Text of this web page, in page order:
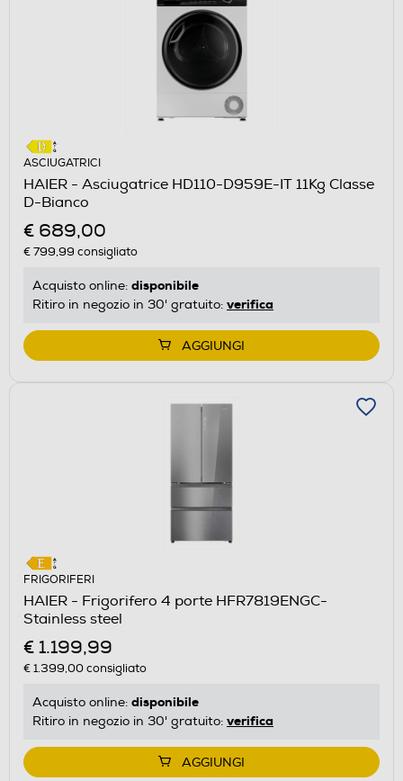
ASCIUGATRICI
HAIER - Asciugatrice HD110-D959E-IT 11Kg Classe
D-Bianco
€ 689,00
€ 799,99 consigliato
Acquisto online: disponibile
Ritiro in negozio in 30' gratuito: verifica
AGGIUNGI
FRIGORIFERI
HAIER - Frigorifero 4 porte HFR7819ENGC-
Stainless steel
€ 1.199,99
€ 1.399,00consigliato
Acquisto online: disponibile
Ritiro in negozio in 30' gratuito: verifica
AGGIUNGI